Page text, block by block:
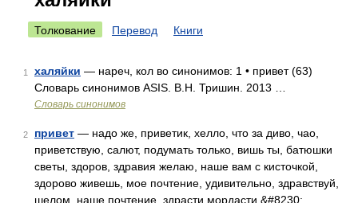
Толкование Перевод Книги
1 халяйки — нареч, кол во синонимов: 1 • привет (63)
Словарь синонимов ASIS. В.Н. Тришин. 2013 …
Словарь синонимов
2 привет — надо же, приветик, хелло, что за диво, чао,
приветствую, салют, подумать только, вишь ты, батюшки
светы, здоров, здравия желаю, наше вам с кисточкой,
здорово живешь, мое почтение, удивительно, здравствуй,
шелом, наше почтение, здрасти мордасти,&#8230; …